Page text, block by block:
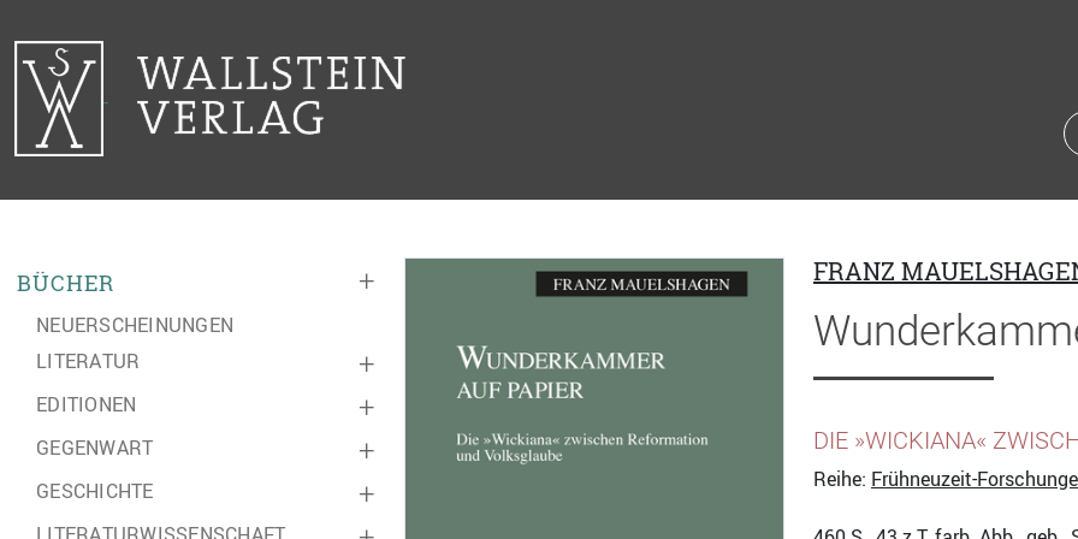
+
BÜCHER
NEUERSCHEINUNGEN
+
LITERATUR
+
EDITIONEN
+
GEGENWART
+
GESCHICHTE
FRANZ
DIE »WICKIANA«
Reihe: Frühneuzeit-